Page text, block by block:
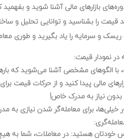
بازارهای مالیآشنا شوید و بفهمید
قیمت را بشناسید و توانایی تحلیل و
و سرمایهرا یاد بگیرید و طوری
در نمودار قیمت:
با الگوهای مشخصیآشنا می‌شوید که
مالی پیدا کنید و ازحرکات قیمت
بدون نیاز به مدرک خاص!
خیلی‌ها،برای معامله‌گر شدن نیازی به
خودتان هستید: در معاملات، شما به